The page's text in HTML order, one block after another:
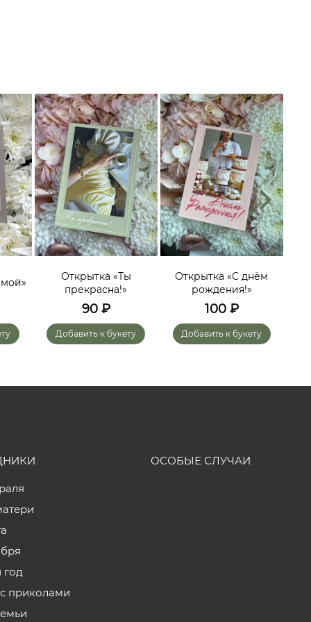
Открытка «Ты
прекрасна!»
90₽
Добавить к букету
Открытка «С днём
рождения!»
100₽
Добавить к букету
приколами
ОСОБЫЕ СЛУЧАИ